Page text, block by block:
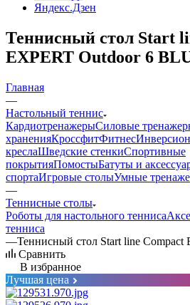
Яндекс.Дзен
Теннисный стол Start
EXPERT Outdoor 6
Главная
—
Настольный теннис
КардиотренажерыСиловые
храненияКроссфитФитнес
креслаШведские стенкиСпортивные
покрытияПомостыБатуты и
спортаИгровые столыУмные
—
Теннисные столы
Роботы для настольного тенниса
тенниса
—Теннисный стол Start line
Сравнить
В избранное
Лучшая цена